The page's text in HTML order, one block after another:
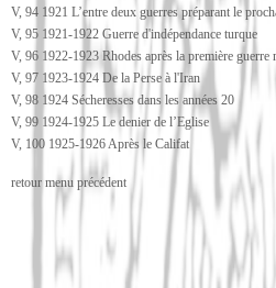
V, 94 1921 L’entre deux guerres préparant le
V, 95 1921-1922 Guerre d'indépendance turque
V, 96 1922-1923 Rhodes après la première guerre
V, 97 1923-1924 De la Perse à l'Iran
V, 98 1924 Sécheresses dans les années 20
V, 99 1924-1925 Le denier de l’Eglise
V, 100 1925-1926 Après le Califat
retour menu précédent